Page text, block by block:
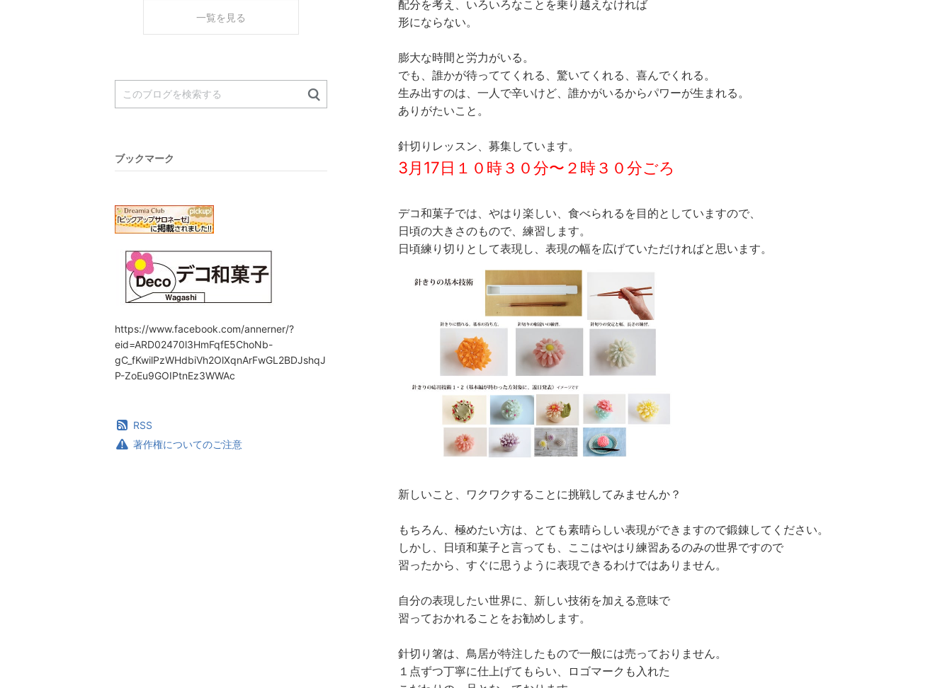
配分を考え、いろいろなことを乗り越えなければ
形にならない。
膨大な時間と労力がいる。
でも、誰かが待っててくれる、驚いてくれる、喜んでくれる。
生み出すのは、一人で辛いけど、誰かがいるからパワーが生まれる。
ありがたいこと。
針切りレッスン、募集しています。
3月17日１０時３０分〜２時３０分ごろ
デコ和菓子では、やはり楽しい、食べられるを目的としていますので、
日頃の大きさのもので、練習します。
日頃練り切りとして表現し、表現の幅を広げていただければと思います。
新しいこと、ワクワクすることに挑戦してみませんか？
もちろん、極めたい方は、とても素晴らしい表現ができますので鍛錬してください。
しかし、日頃和菓子と言っても、ここはやはり練習あるのみの世界ですので
習ったから、すぐに思うように表現できるわけではありません。
自分の表現したい世界に、新しい技術を加える意味で
習っておかれることをお勧めします。
針切り箸は、鳥居が特注したもので一般には売っておりません。
１点ずつ丁寧に仕上げてもらい、ロゴマークも入れた
一覧を見る
ブックマーク
https://www.facebook.com/annerner/?
eid=ARD02470l3HmFqfE5ChoNb-
gC_fKwilPzWHdbiVh2OlXqnArFwGL2BDJshqJ
P-ZoEu9GOIPtnEz3WWAc
RSS
著作権についてのご注意